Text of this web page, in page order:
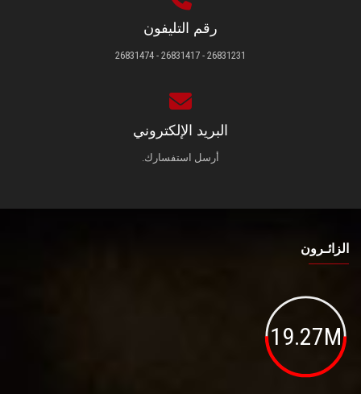
رقم التليفون
26831231 - 26831417 - 26831474
البريد الإلكتروني
أرسل استفسارك.
الزائـرون
19.27M